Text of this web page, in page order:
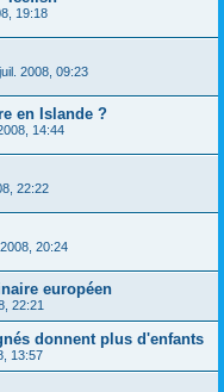
19:18
2008, 09:23
en Islande ?
14:44
22:22
20:24
européen
22:21
donnent plus d'enfants
13:57